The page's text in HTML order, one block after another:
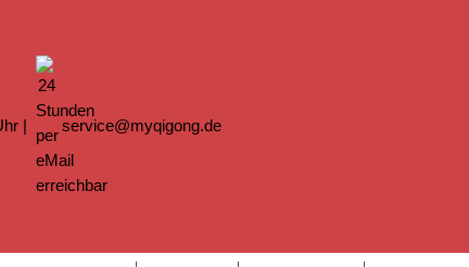
| service@myqigong.de